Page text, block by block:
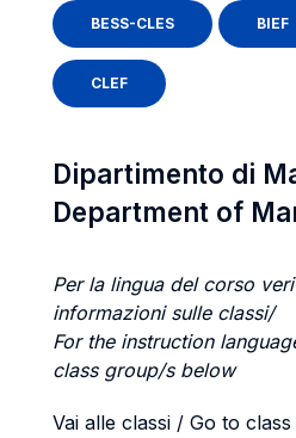
BESS-CLES BIEF
CLEF
Dipartimento di
Department of
Per la lingua del corso
informazioni sulle classi/
For the instruction
class group/s below
Vai alle classi / Go to